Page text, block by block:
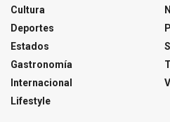
Cultura
Deportes
Estados
Gastronomía
Internacional
Lifestyle